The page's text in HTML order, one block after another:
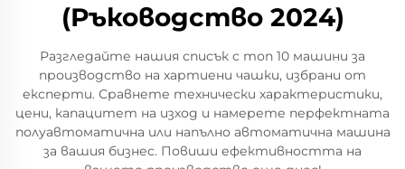
(Ръководство 2024)
Разгледайте нашия списък с топ 10 машини за
производство на хартиени чашки, избрани от
експерти. Сравнете технически характеристики,
цени, капацитет на изход и намерете перфектната
полуавтоматична или напълно автоматична машина
за вашия бизнес. Повиши ефективността на